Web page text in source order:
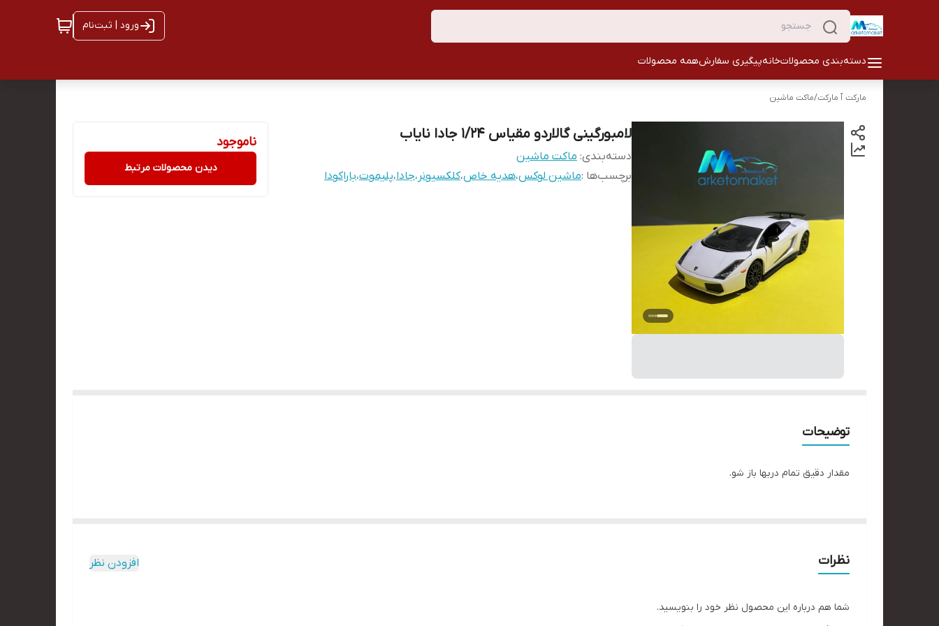
ورود | ثبت‌نام
دسته‌بندی محصولاتخانهپیگیری سفارشهمه محصولات
مارکت ٱ مارکت/ماکت ماشین
لامبورگینی گالاردو مقیاس ۱/۲۴ جادا نایاب
دسته‌بندی: ماکت ماشین
برچسب‌ها :ماشین لوکس،هدیه خاص،کلکسیونر ،جادا،پلیموت،باراکودا
ناموجود
دیدن محصولات مرتبط
توضیحات
مقدار دقیق تمام دربها باز شو.
نظرات افزودن نظر
شما هم درباره این محصول نظر خود را بنویسید.